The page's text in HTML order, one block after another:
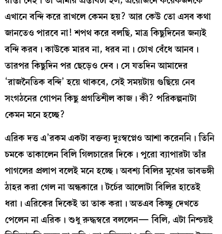
এখানে বন্দি করে রাখলে কেমন হয়? আর কেউ তো এসব কথা
জানতেও পারবে না! শপথ করে বলছি, মাত্র কিছুদিনের জন্যই
বন্দি করব। কাউকে মারব না, ধরব না। চোখ বেঁধে আনব।
তারপর কিছুদিন পর ছেড়েও দেব। সে যতদিন আমাদের
‘রাজনৈতিক বন্দি’ হয়ে থাকবে, সেই সময়টায় গুছিয়ে নেব
সংগঠনের গোপন কিছু প্রগতিশীল কাজ। কী? পরিকল্পনাটা
কেমন মনে হচ্ছে?
এরিক দত্ত এ’রকম একটা বক্তব্য দুঃস্বপ্নেও আশা করেননি। তিনি
চমকে তাকালেন বিলি গিলচারের দিকে। পুরো ব্যাপারটা তাঁর
পাগলের প্রলাপ বলেই মনে হচ্ছে। অবশ্য বিলির মুখের ভাবভঙ্গী
ঠাহর করা গেল না অন্ধকারে। টর্চের আলোটা বিলির হাতেই
ধরা। এরিকের দিকেই তা তাক করা। অতএব কিচ্ছু দেখতে
পেলেন না এরিক। শুধু রুদ্ধস্বরে বললেন— বিলি, এটা নিশ্চয়ই